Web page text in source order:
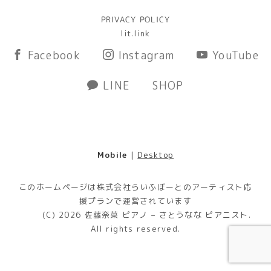
PRIVACY POLICY
lit.link
Facebook Instagram
YouTube
LINE
SHOP
Mobile | Desktop
このホームページは株式会社らいふぼーとのアーティスト応
援プランで運営されています
(C) 2026 佐藤奈菜 ピアノ – さとうなな ピアニスト .
All rights reserved.